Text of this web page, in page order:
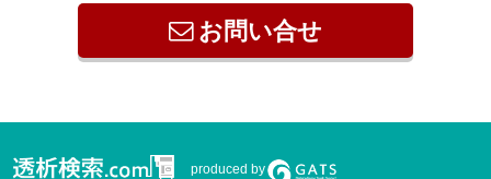
お問い合せ
produced by